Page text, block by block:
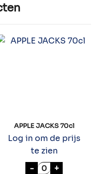
70cl aantal
APPLE JACKS 70cl
Log in om de prijs
te zien
- APPLE JACKS
+